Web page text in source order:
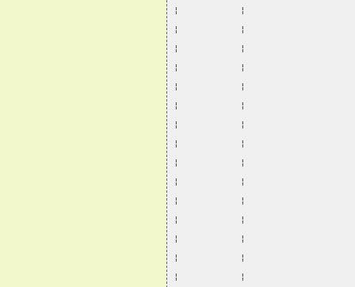
¦           ¦
¦           ¦
¦           ¦
¦           ¦
¦           ¦
¦           ¦
¦           ¦
¦           ¦
¦           ¦
¦           ¦
¦           ¦
¦           ¦
¦           ¦
¦           ¦
¦           ¦